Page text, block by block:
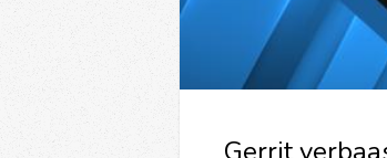
Gerrit